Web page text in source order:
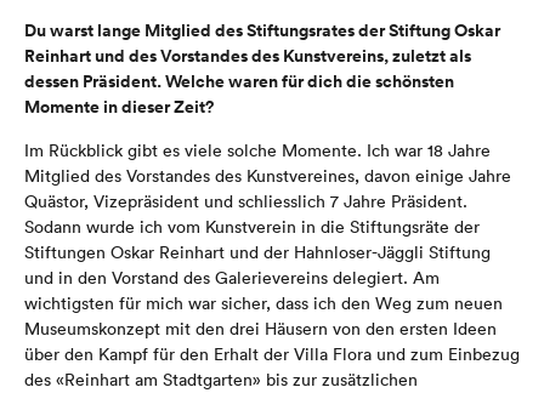
Du warst lange Mitglied des Stiftungsrates der Stiftung Oskar
Reinhart und des Vorstandes des Kunstvereins, zuletzt als
dessen Präsident. Welche waren für dich die schönsten
Momente in dieser Zeit?
Im Rückblick gibt es viele solche Momente. Ich war 18 Jahre
Mitglied des Vorstandes des Kunstvereines, davon einige Jahre
Quästor, Vizepräsident und schliesslich 7 Jahre Präsident.
Sodann wurde ich vom Kunstverein in die Stiftungsräte der
Stiftungen Oskar Reinhart und der Hahnloser-Jäggli Stiftung
und in den Vorstand des Galerievereins delegiert. Am
wichtigsten für mich war sicher, dass ich den Weg zum neuen
Museumskonzept mit den drei Häusern von den ersten Ideen
über den Kampf für den Erhalt der Villa Flora und zum Einbezug
des «Reinhart am Stadtgarten» bis zur zusätzlichen